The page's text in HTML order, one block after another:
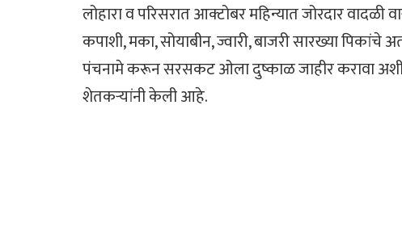
लोहारा व परिसरात आक्टोबर महिन्यात जोरदार
कपाशी, मका, सोयाबीन, ज्वारी, बाजरी सारख्या
पंचनामे करून सरसकट ओला दुष्काळ जाहीर करावा अशी
शेतकऱ्यांनी केली आहे.